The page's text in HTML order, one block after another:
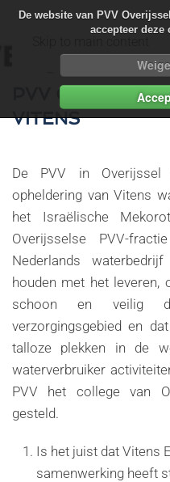
De website van PVV
accepteer deze
Skip to main content
PVV
VITENS
De PVV in
opheldering van Vitens
het Israëlische
Overijsselse PVV-
Nederlands
houden met het leveren,
schoon en veilig
verzorgingsgebied en
talloze plekken in de
waterverbruiker
PVV het college van
gesteld.
Is het juist dat Vitens
samenwerking heeft